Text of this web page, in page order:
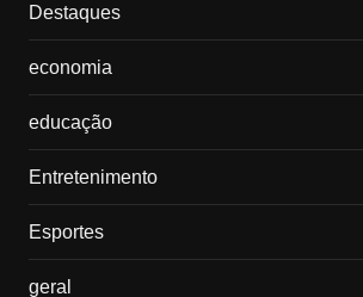
Destaques
economia
educação
Entretenimento
Esportes
geral